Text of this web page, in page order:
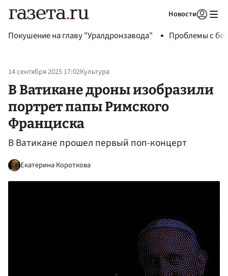
Новости
Покушение на главу "Уралдронзавода" Проблемы с
14 сентября 2025 17:02Культура
В Ватикане дроны изобразили
портрет папы Римского
Франциска
В Ватикане прошел первый поп-концерт
Екатерина Короткова